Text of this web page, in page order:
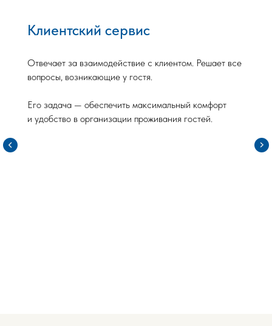
Чтобы посмотреть следующий объект
листайте слайдер
с клиентом. Решает все
у гостя.
максимальный комфорт
проживания гостей.
Обеспечение
ситуации